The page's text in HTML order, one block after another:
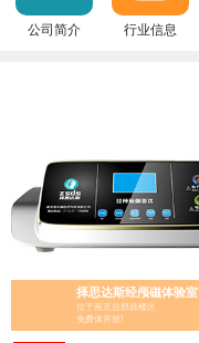
公司简介 行业信息
择思达斯经颅磁体验室
位于南京总部鼓楼区
免费体开放!